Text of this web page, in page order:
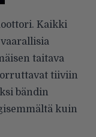
Kaikki
taitava
tiiviin
bändin
kuin